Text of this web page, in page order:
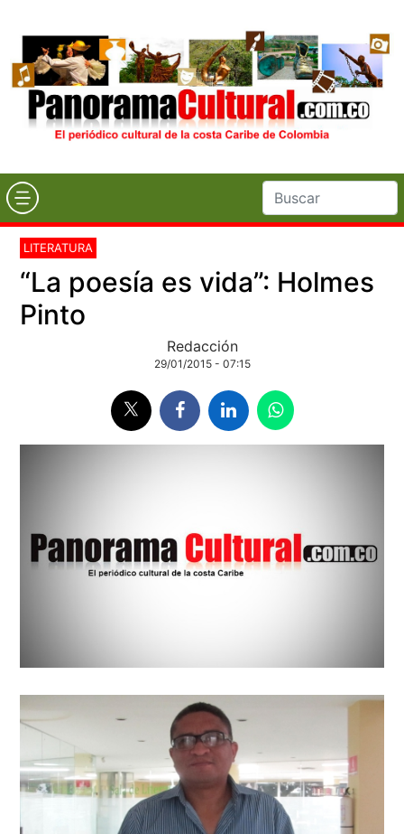
LITERATURA
“La poesía es vida”: Holmes
Pinto
Redacción
29/01/2015 - 07:15